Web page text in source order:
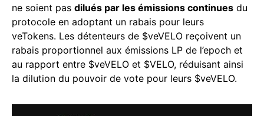
ne soient pas dilués par les émissions continues du
protocole en adoptant un rabais pour leurs
veTokens. Les détenteurs de $veVELO reçoivent un
rabais proportionnel aux émissions LP de l’epoch et
au rapport entre $veVELO et $VELO, réduisant ainsi
la dilution du pouvoir de vote pour leurs $veVELO.